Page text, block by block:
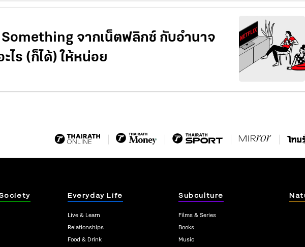
จากเน็ตฟลิกซ์ กับอำนาจ
ไร (ก็ได้) ให้หน่อย
Everyday Life
Live & Learn
Relationships
Food & Drink
Subculture
Films & Series
Books
Music